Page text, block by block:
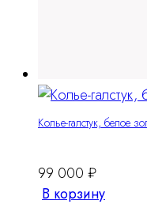
Колье-галстук, белое
99 000 ₽
В корзину